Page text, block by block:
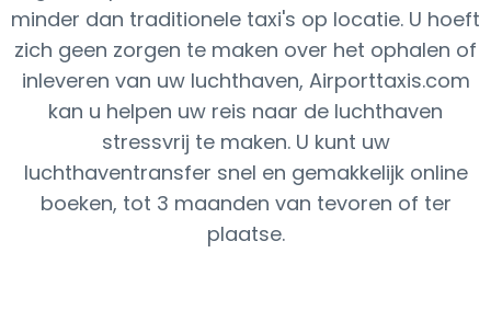
minder dan traditionele taxi's op locatie. U hoeft
zich geen zorgen te maken over het ophalen of
inleveren van uw luchthaven, Airporttaxis.com
kan u helpen uw reis naar de luchthaven
stressvrij te maken. U kunt uw
luchthaventransfer snel en gemakkelijk online
boeken, tot 3 maanden van tevoren of ter
plaatse.